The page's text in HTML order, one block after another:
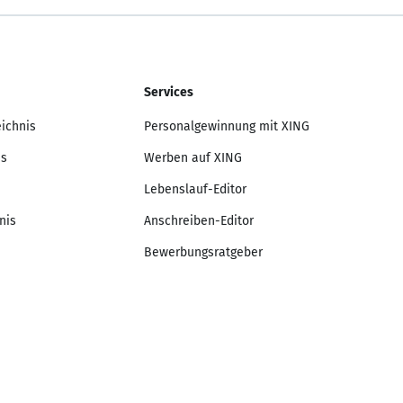
Services
Personalgewinnung mit XING
Werben auf XING
Lebenslauf-Editor
Anschreiben-Editor
Bewerbungsratgeber